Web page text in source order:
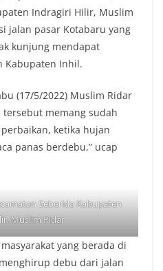
Indragiri Hilir, Muslim
jalan pasar Kotabaru yang
kunjung mendapat
Kabupaten Inhil.
(17/5/2022) Muslim Ridar
memang sudah
ketika hujan
panas berdebu,” ucap
Seberida Kabupaten
Muslim Ridar
yang berada di
debu dari jalan